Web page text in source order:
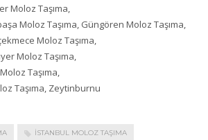
Moloz Taşıma,
Moloz Taşıma, Güngören Moloz Taşıma,
Moloz Taşıma,
Moloz Taşıma,
Taşıma,
Taşıma, Zeytinburnu
ISTANBUL MOLOZ TAŞIMA